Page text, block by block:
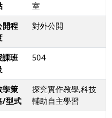
室
開程
對外公開
課班
504
學策
/型式
探究實作教學,科技
輔助自主學習